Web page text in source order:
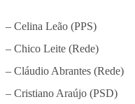
– Celina Leão (PPS)
– Chico Leite (Rede)
– Cláudio Abrantes (Rede)
– Cristiano Araújo (PSD)